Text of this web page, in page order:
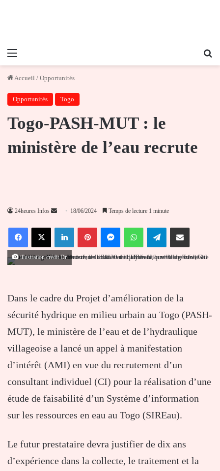
Menu
Accueil / Opportunités
Opportunités Togo
Togo-PASH-MUT : le
ministère de l’eau recrute
24heures Infos
Envoyer
courriel
18/06/2024 Temps de lecture 1 minute
FacebookX LinkedinPinterestMessengerWhatsAppTelegramPartager par email
illustration crédit Dr
Dans le cadre du Projet d’amélioration de la
sécurité hydrique en milieu urbain au Togo (PASH-
MUT), le ministère de l’eau et de l’hydraulique
villageoise a lancé un appel à manifestation
d’intérêt (AMI) en vue du recrutement d’un
consultant individuel (CI) pour la réalisation d’une
étude de faisabilité d’un Système d’information
sur les ressources en eau au Togo (SIREau).
Le futur prestataire devra justifier de dix ans
d’expérience dans la collecte, le traitement et la